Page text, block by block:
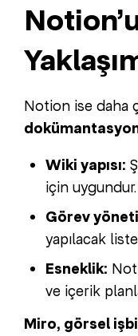
Notion ise daha
Wiki yapısı:
için uygundur.
Görev
yapılacak
Esneklik:
ve içerik
Miro, görsel